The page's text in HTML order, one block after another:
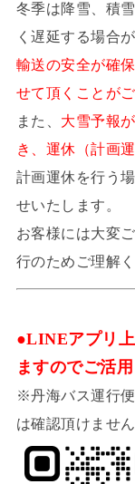
冬季は降雪、積
く遅延する場合
輸送の安全が確
せて頂くことがご
また、 大雪予報
き、運休（計画
計画運休を行う
せいたします。
お客様には大変
行のためご理解
●LINEアプリ
ますのでご活用
※丹海バス運行
は確認頂けませ